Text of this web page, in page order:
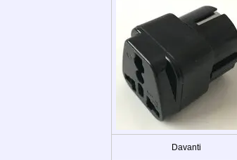
Davanti